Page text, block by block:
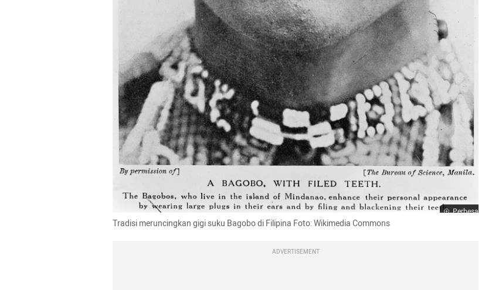
Perbesar
Tradisi meruncingkan gigi suku Bagobo di Filipina Foto: Wikimedia Commons
ADVERTISEMENT